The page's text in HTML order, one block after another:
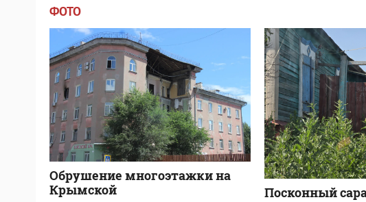
ФОТО
Обрушение многоэтажки на
Крымской
Посконный